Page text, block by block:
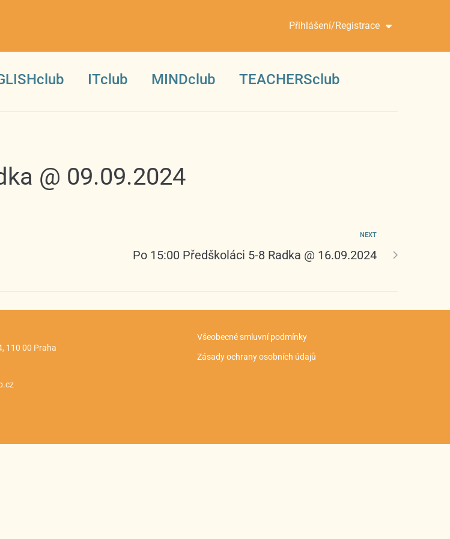
Přihlášení/Registrace
ITclub MINDclub TEACHERSclub
@ 09.09.2024
NEXT
Po 15:00 Předškoláci 5-8 Radka @ 16.09.2024
110 00 Praha
Všeobecné smluvní podmínky
Zásady ochrany osobních údajů